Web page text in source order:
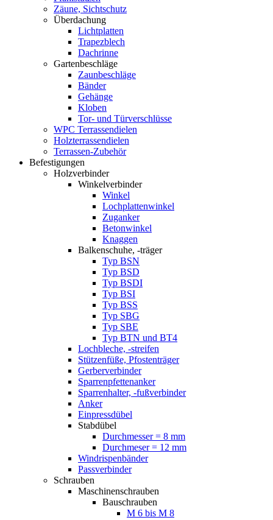
Zäune, Sichtschutz
Überdachung
Lichtplatten
Trapezblech
Dachrinne
Gartenbeschläge
Zaunbeschläge
Bänder
Gehänge
Kloben
Tor- und Türverschlüsse
WPC Terrassendielen
Holzterrassendielen
Terrassen-Zubehör
Befestigungen
Holzverbinder
Winkelverbinder
Winkel
Lochplattenwinkel
Zuganker
Betonwinkel
Knaggen
Balkenschuhe, -träger
Typ BSN
Typ BSD
Typ BSDI
Typ BSI
Typ BSS
Typ SBG
Typ SBE
Typ BTN und BT4
Lochbleche, -streifen
Stützenfüße, Pfostenträger
Gerberverbinder
Sparrenpfettenanker
Sparrenhalter, -fußverbinder
Anker
Einpressdübel
Stabdübel
Durchmesser = 8 mm
Durchmeser = 12 mm
Windrispenbänder
Passverbinder
Schrauben
Maschinenschrauben
Bauschrauben
M 6 bis M 8